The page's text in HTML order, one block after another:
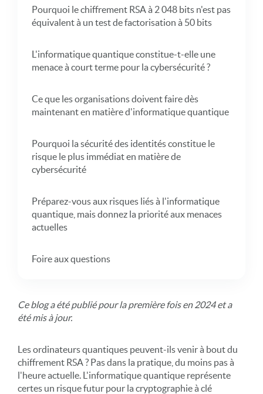
Pourquoi le chiffrement RSA à 2 048 bits n'est pas
équivalent à un test de factorisation à 50 bits
L'informatique quantique constitue-t-elle une
menace à court terme pour la cybersécurité ?
Ce que les organisations doivent faire dès
maintenant en matière d'informatique quantique
Pourquoi la sécurité des identités constitue le
risque le plus immédiat en matière de
cybersécurité
Préparez-vous aux risques liés à l'informatique
quantique, mais donnez la priorité aux menaces
actuelles
Foire aux questions
Ce blog a été publié pour la première fois en 2024 et a
été mis à jour.
Les ordinateurs quantiques peuvent-ils venir à bout du
chiffrement RSA ? Pas dans la pratique, du moins pas à
l'heure actuelle. L'informatique quantique représente
certes un risque futur pour la cryptographie à clé